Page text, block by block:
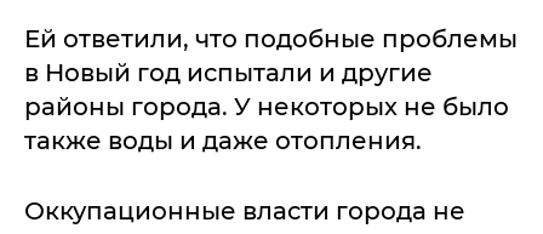
Ей ответили, что подобные проблемы
в Новый год испытали и другие
районы города. У некоторых не было
также воды и даже отопления.
Оккупационные власти города не